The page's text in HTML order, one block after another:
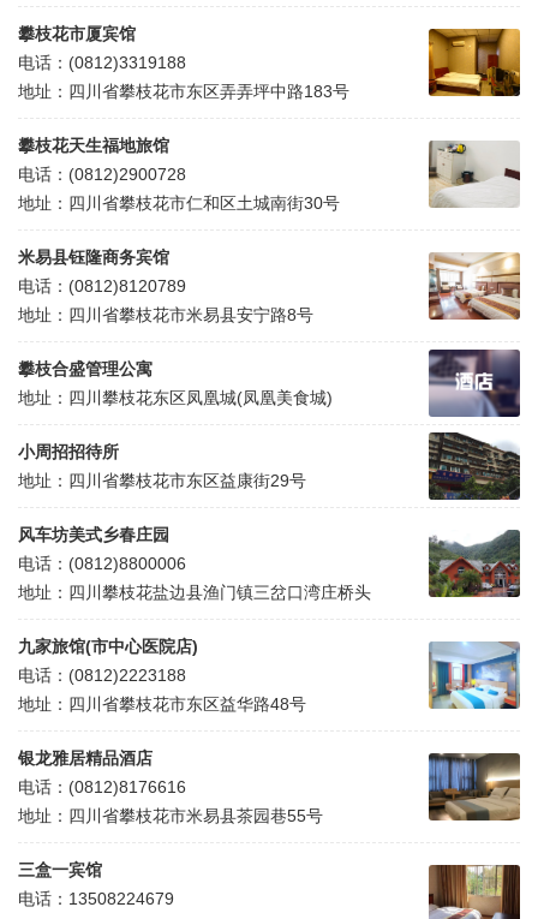
攀枝花市厦宾馆
电话：(0812)3319188
地址：四川省攀枝花市东区弄弄坪中路183号
攀枝花天生福地旅馆
电话：(0812)2900728
地址：四川省攀枝花市仁和区土城南街30号
米易县钰隆商务宾馆
电话：(0812)8120789
地址：四川省攀枝花市米易县安宁路8号
攀枝合盛管理公寓
地址：四川攀枝花东区凤凰城(凤凰美食城)
小周招招待所
地址：四川省攀枝花市东区益康街29号
风车坊美式乡春庄园
电话：(0812)8800006
地址：四川攀枝花盐边县渔门镇三岔口湾庄桥头
九家旅馆(市中心医院店)
电话：(0812)2223188
地址：四川省攀枝花市东区益华路48号
银龙雅居精品酒店
电话：(0812)8176616
地址：四川省攀枝花市米易县茶园巷55号
三盒一宾馆
电话：13508224679